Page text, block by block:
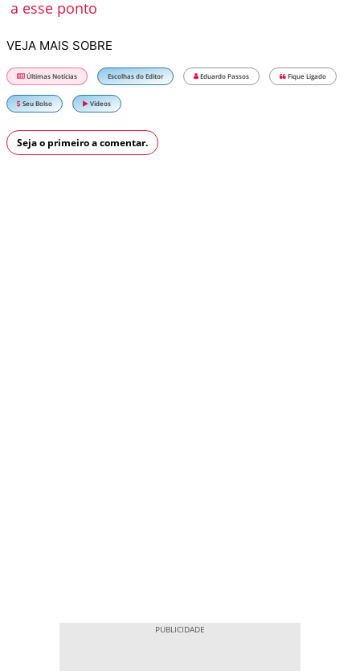
a esse ponto
VEJA MAIS SOBRE
Últimas Notícias Escolhas do Editor Eduardo Passos Fique Ligado
Seu Bolso Vídeos
Seja o primeiro a comentar.